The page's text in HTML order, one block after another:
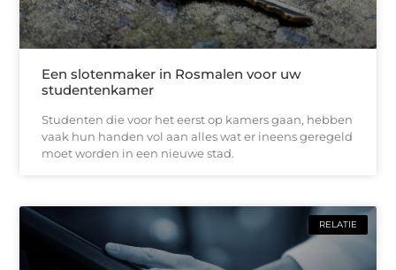
Een slotenmaker in Rosmalen voor uw
studentenkamer
Studenten die voor het eerst op kamers gaan, hebben
vaak hun handen vol aan alles wat er ineens geregeld
moet worden in een nieuwe stad.
RELATIE